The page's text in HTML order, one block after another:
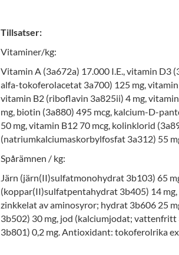
Tillsatser:
Vitaminer/kg:
Vitamin A (3a672a) 17.000 I.E., vitamin D3
alfa-tokoferolacetat 3a700) 125 mg,
vitamin B2 (riboflavin 3a825ii) 4 mg,
mg, biotin (3a880) 495 mcg, kalcium-D-
50 mg, vitamin B12 70 mcg, kolinklorid
(natriumkalciumaskorbylfosfat 3a312) 55
Spårämnen / kg:
Järn (järn(II)sulfatmonohydrat 3b103) 65
(koppar(II)sulfatpentahydrat 3b405) 14
zinkkelat av aminosyror; hydrat 3b606 25
3b502) 30 mg, jod (kalciumjodat;
3b801) 0,2 mg. Antioxidant: tokoferolrika